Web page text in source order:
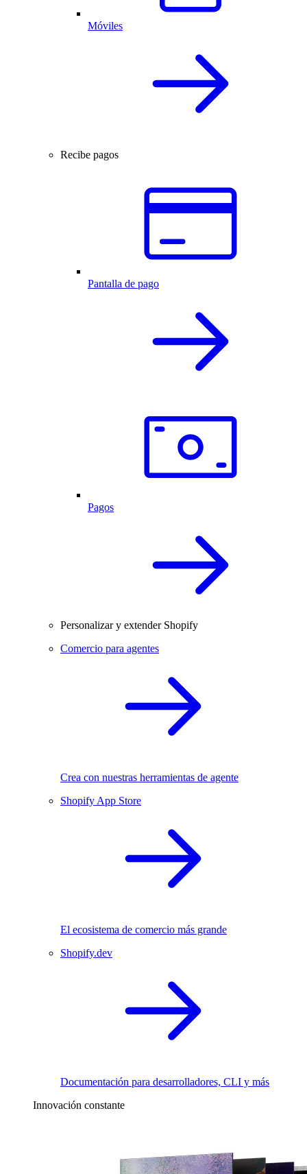
Móviles
Recibe pagos
Pantalla de pago
Pagos
Personalizar y extender Shopify
Comercio para agentes
Crea con nuestras herramientas de agente
Shopify App Store
El ecosistema de comercio más grande
Shopify.dev
Documentación para desarrolladores, CLI y más
Innovación constante